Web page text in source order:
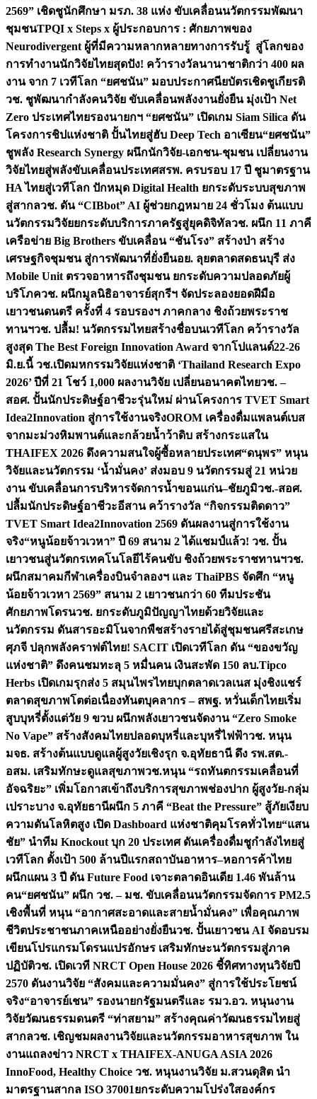
2569” เชิดชูนักศึกษา มรภ. 38 แห่ง ขับเคลื่อนนวัตกรรมพัฒนา
ชุมชนTPQI x Steps x ผู้ประกอบการ : ศักยภาพของ
Neurodivergent ผู้ที่มีความหลากหลายทางการรับรู้ สู่โลกของ
การทำงานนักวิจัยไทยสุดปัง! คว้ารางวัลนานาชาติกว่า 400 ผล
งาน จาก 7 เวทีโลก “ยศชนัน” มอบประกาศนียบัตรเชิดชูเกียรติ
วช. ชูพัฒนากำลังคนวิจัย ขับเคลื่อนพลังงานยั่งยืน มุ่งเป้า Net
Zero ประเทศไทยรองนายกฯ “ยศชนัน” เปิดเกม Siam Silica ดัน
โครงการชิปแห่งชาติ ปั้นไทยสู่ฮับ Deep Tech อาเซียน“ยศชนัน”
ชูพลัง Research Synergy ผนึกนักวิจัย-เอกชน-ชุมชน เปลี่ยนงาน
วิจัยไทยสู่พลังขับเคลื่อนประเทศสรพ. ครบรอบ 17 ปี ชูมาตรฐาน
HA ไทยสู่เวทีโลก ปักหมุด Digital Health ยกระดับระบบสุขภาพ
สู่สากลวช. ดัน “CIBbot” AI ผู้ช่วยกฎหมาย 24 ชั่วโมง ต้นแบบ
นวัตกรรมวิจัยยกระดับบริการภาครัฐสู่ยุคดิจิทัลวช. ผนึก 11 ภาคี
เครือข่าย Big Brothers ขับเคลื่อน “ชันโรง” สร้างป่า สร้าง
เศรษฐกิจชุมชน สู่การพัฒนาที่ยั่งยืนอย. ลุยตลาดสดธนบุรี ส่ง
Mobile Unit ตรวจอาหารถึงชุมชน ยกระดับความปลอดภัยผู้
บริโภควช. ผนึกมูลนิธิอาจารย์สุกรีฯ จัดประลองยอดฝีมือ
เยาวชนดนตรี ครั้งที่ 4 รอบรองฯ ภาคกลาง ชิงถ้วยพระราช
ทานฯวช. ปลื้ม! นวัตกรรมไทยสร้างชื่อบนเวทีโลก คว้ารางวัล
สูงสุด The Best Foreign Innovation Award จากโปแลนด์22-26
มิ.ย.นี้ วช.เปิดมหกรรมวิจัยแห่งชาติ ‘Thailand Research Expo
2026’ ปีที่ 21 โชว์ 1,000 ผลงานวิจัย เปลี่ยนอนาคตไทยวช. –
สอศ. ปั้นนักประดิษฐ์อาชีวะรุ่นใหม่ ผ่านโครงการ TVET Smart
Idea2Innovation สู่การใช้งานจริงOROM เครื่องดื่มแพลนต์เบส
จากมะม่วงหิมพานต์และกล้วยน้ำว้าดิบ สร้างกระแสใน
THAIFEX 2026 ดึงความสนใจผู้ซื้อหลายประเทศ“ดนุพร” หนุน
วิจัยและนวัตกรรม ‘น้ำมั่นคง’ ส่งมอบ 9 นวัตกรรมสู่ 21 หน่วย
งาน ขับเคลื่อนการบริหารจัดการน้ำขอนแก่น–ชัยภูมิวช.-สอศ.
ปลื้มนักประดิษฐ์อาชีวะอีสาน คว้ารางวัล “กิจกรรมติดดาว”
TVET Smart Idea2Innovation 2569 ดันผลงานสู่การใช้งาน
จริง“หนูน้อยจ้าวเวหา” ปี 69 สนาม 2 ได้แชมป์แล้ว! วช. ปั้น
เยาวชนสู่นวัตกรเทคโนโลยีไร้คนขับ ชิงถ้วยพระราชทานฯวช.
ผนึกสมาคมกีฬาเครื่องบินจำลองฯ และ ThaiPBS จัดศึก “หนู
น้อยจ้าวเวหา 2569” สนาม 2 เยาวชนกว่า 60 ทีมประชัน
ศักยภาพโดรนวช. ยกระดับภูมิปัญญาไทยด้วยวิจัยและ
นวัตกรรม ดันสารอะมิโนจากพืชสร้างรายได้สู่ชุมชนศรีสะเกษ
ศุภจี ปลุกพลังคราฟต์ไทย! SACIT เปิดเวทีโลก ดัน “ของขวัญ
แห่งชาติ” ดึงคนชมทะลุ 5 หมื่นคน เงินสะพัด 150 ลบ.Tipco
Herbs เปิดเกมรุกส่ง 5 สมุนไพรไทยบุกตลาดเวลเนส มุ่งชิงแชร์
ตลาดสุขภาพโตต่อเนื่องทันตบุคลากร – สพฐ. หวั่นเด็กไทยเริ่ม
สูบบุหรี่ตั้งแต่วัย 9 ขวบ ผนึกพลังเยาวชนจัดงาน “Zero Smoke
No Vape” สร้างสังคมไทยปลอดบุหรี่และบุหรี่ไฟฟ้าวช. หนุน
มจธ. สร้างต้นแบบดูแลผู้สูงวัยเชิงรุก จ.อุทัยธานี ดึง รพ.สต.-
อสม. เสริมทักษะดูแลสุขภาพวช.หนุน “รถทันตกรรมเคลื่อนที่
อัจฉริยะ” เพิ่มโอกาสเข้าถึงบริการสุขภาพช่องปาก ผู้สูงวัย-กลุ่ม
เปราะบาง จ.อุทัยธานีผนึก 5 ภาคี “Beat the Pressure” สู้ภัยเงียบ
ความดันโลหิตสูง เปิด Dashboard แห่งชาติคุมโรคทั่วไทย“แสน
ชัย” นำทีม Knockout บุก 20 ประเทศ ดันเครื่องดื่มชูกำลังไทยสู่
เวทีโลก ตั้งเป้า 500 ล้านปีแรกสถาบันอาหาร–หอการค้าไทย
ผนึกแผน 3 ปี ดัน Future Food เจาะตลาดอินเดีย 1.46 พันล้าน
คน“ยศชนัน” ผนึก วช. – มช. ขับเคลื่อนนวัตกรรมจัดการ PM2.5
เชิงพื้นที่ หนุน “อากาศสะอาดและสายน้ำมั่นคง” เพื่อคุณภาพ
ชีวิตประชาชนภาคเหนืออย่างยั่งยืนวช. ปั้นเยาวชน AI จัดอบรม
เขียนโปรแกรมโดรนแปรอักษร เสริมทักษะนวัตกรรมสู่ภาค
ปฏิบัติวช. เปิดเวที NRCT Open House 2026 ชี้ทิศทางทุนวิจัยปี
2570 ดันงานวิจัย “สังคมและความมั่นคง” สู่การใช้ประโยชน์
จริง“อาจารย์เชน” รองนายกรัฐมนตรีและ รมว.อว. หนุนงาน
วิจัยวัฒนธรรมดนตรี “ท่าสยาม” สร้างคุณค่าวัฒนธรรมไทยสู่
สากลวช. เชิญชมผลงานวิจัยและนวัตกรรมอาหารสุขภาพ ใน
งานแถลงข่าว NRCT x THAIFEX-ANUGA ASIA 2026
InnoFood, Healthy Choice วช. หนุนงานวิจัย ม.สวนดุสิต นำ
มาตรฐานสากล ISO 37001ยกระดับความโปร่งใสองค์กร